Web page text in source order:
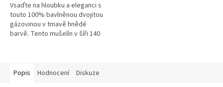
Vsaďte na hloubku a eleganci s
touto 100% bavlněnou dvojitou
gázovinou v tmavě hnědé
barvě. Tento mušelín v šíři 140
Popis
Hodnocení Diskuze